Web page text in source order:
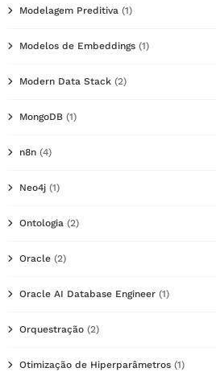
Modelagem Preditiva (1)
Modelos de Embeddings (1)
Modern Data Stack (2)
MongoDB (1)
n8n (4)
Neo4j (1)
Ontologia (2)
Oracle (2)
Oracle AI Database Engineer (1)
Orquestração (2)
Otimização de Hiperparâmetros (1)